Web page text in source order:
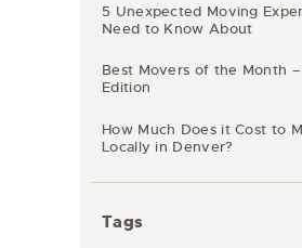
5 Unexpected Moving
Need to Know About
Best Movers of the Month
Edition
How Much Does it Cost to
Locally in Denver?
Tags